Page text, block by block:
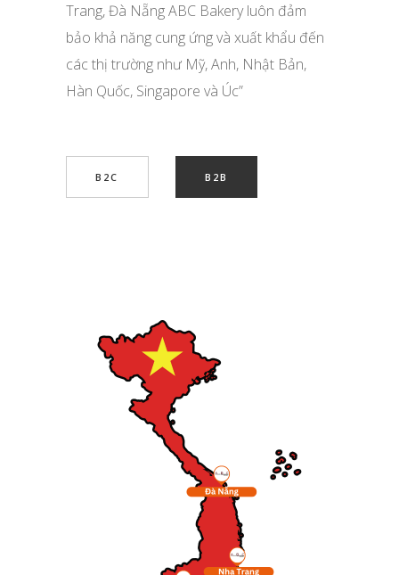
Trang, Đà Nẵng ABC Bakery luôn đảm
bảo khả năng cung ứng và xuất khẩu đến
các thị trường như Mỹ, Anh, Nhật Bản,
Hàn Quốc, Singapore và Úc”
B2C B2B